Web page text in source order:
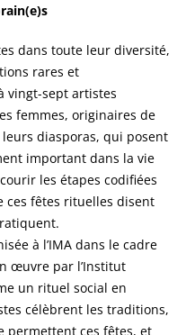
dans toute leur diversité,
rares et
vingt-sept artistes
femmes, originaires de
diasporas, qui posent
important dans la vie
les étapes codifiées
ces fêtes rituelles disent
à l’IMA dans le cadre
œuvre par l’Institut
un rituel social en
célèbrent les traditions,
permettent ces fêtes, et